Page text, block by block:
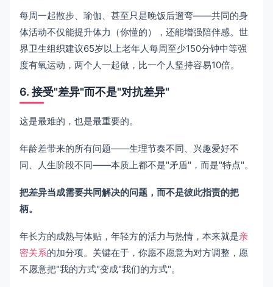
每周一起散步、瑜伽、甚至只是晚饭后遛弯——共同的身
体活动不仅能提升体力（你懂的），还能增强陪伴感。世
界卫生组织建议65岁以上老年人每周至少150分钟中等强
度有氧运动，两个人一起做，比一个人坚持容易10倍。
6. 接受"差异"而不是"对抗差异"
这是最难的，也是最重要的。
年龄差带来的所有问题——生理节奏不同、兴趣爱好不
同、人生阶段不同——本质上都不是"矛盾"，而是"特点"。
把差异当成需要共同解决的问题，而不是彼此指责的把
柄。
年长方的成熟与体贴，年轻方的活力与热情，本来就是亲
密关系的加分项。关键在于，你愿不愿意为对方调整，愿
不愿意把"我的方式"变成"我们的方式"。